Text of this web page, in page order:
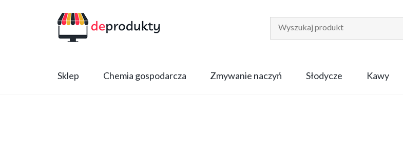
Sklep Chemia gospodarcza Zmywanie naczyń Słodycze Kawy